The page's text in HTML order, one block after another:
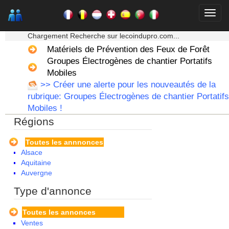
Chargement Recherche sur lecoindupro.com...
Matériels de Prévention des Feux de Forêt
Groupes Électrogènes de chantier Portatifs
Mobiles
>> Créer une alerte pour les nouveautés de la
rubrique: Groupes Électrogènes de chantier Portatifs
Mobiles !
Régions
Toutes les annnonces
Alsace
Aquitaine
Auvergne
Bourgogne
Centre
Champagne Ardenne
Type d'annonce
Toutes les annonces
Ventes